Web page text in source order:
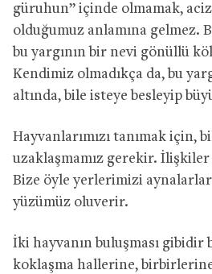
güruhun” içinde olmamak,
olduğumuz anlamına gelmez.
bu yargının bir nevi gönüllü
Kendimiz olmadıkça da, bu
altında, bile isteye besleyip
Hayvanlarımızı tanımak için,
uzaklaşmamız gerekir.
Bize öyle yerlerimizi
yüzümüz oluverir.
İki hayvanın buluşması gibidir
koklaşma hallerine,